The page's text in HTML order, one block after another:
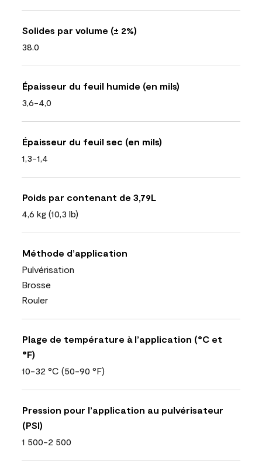
Solides par volume (± 2%)
38.0
Épaisseur du feuil humide (en mils)
3,6-4,0
Épaisseur du feuil sec (en mils)
1,3-1,4
Poids par contenant de 3,79L
4,6 kg (10,3 lb)
Méthode d’application
Pulvérisation
Brosse
Rouler
Plage de température à l’application (°C et
°F)
10-32 °C (50-90 °F)
Pression pour l’application au pulvérisateur
(PSI)
1 500-2 500